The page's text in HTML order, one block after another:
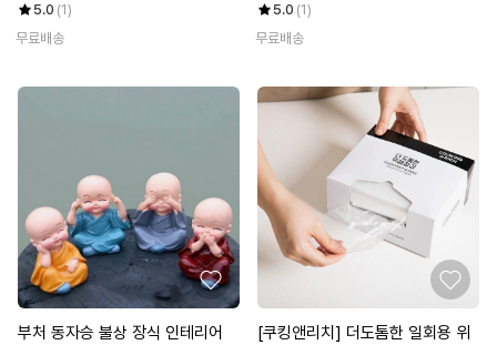
5.0 (1)
무료배송
5.0 (1)
무료배송
부처 동자승 불상 장식 인테리어
[쿠킹앤리치] 더도톰한 일회용 위